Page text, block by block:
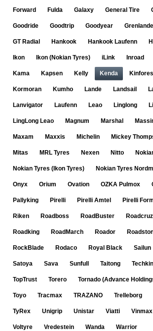
Forward Fulda Galaxy General Tire
Goodride Goodtrip Goodyear
GT Radial Hankook Hankook Laufenn
Ikon Ikon (Nokian Tyres) iLink Inroad
Kama Kapsen Kelly Kenda
Kormoran Kumho Lande Landsail
Lanvigator Laufenn Leao Linglong
LingLong Leao Magnum Marshal
Maxam Maxxis Michelin Mickey
Mitas MRL Tyres Nexen Nitto
Nokian Tyres (Ikon Tyres) Nokian Tyres
Onyx Orium Ovation OZKA Pulmox
Pallyking Pirelli Pirelli Amtel Pirelli
Riken Roadboss RoadBuster
Roadking RoadMarch Roador
RockBlade Rodaco Royal Black Sailun
Satoya Sava Sunfull Taitong
TopTrust Torero Tornado (Advance
Toyo Tracmax TRAZANO Trelleborg
TyRex Unigrip Unistar Viatti Vinmax
Voltyre Vredestein Wanda Warrior